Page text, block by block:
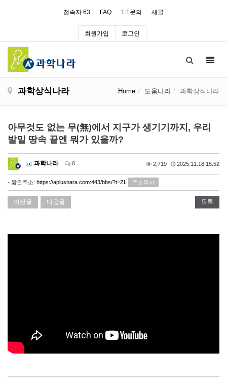
접속자 63 FAQ 1:1문의 새글
회원가입 로그인
과학상식나라 Home 도움나라 과학상식나라
아무것도 없는 무(無)에서 지구가 생기기까지, 우리
발밑 땅속 끝엔 뭐가 있을까?
과학나라 0 2,719 2025.11.18 15:52
- 짧은주소: https://aplusnara.com:443/bbs/?t=ZL 주소복사
이전글 다음글 목록